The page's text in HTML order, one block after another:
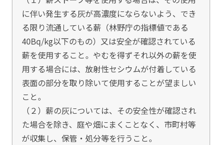
に伴い発生する灰が高濃度にならないよう、でき
る限り流通している薪（林野庁の指標値である
40Bq/kg以下のもの）又は安全が確認されている
薪を使用すること。やむを得ずそれ以外の薪を使
用する場合には、放射性セシウムが付着している
表面の部分を取り除いて使用することが望ましい
こと。
（２）薪の灰については、その安全性が確認され
た場合を除き、庭や畑にまくことなく、市町村等
が収集し、保管・処分等を行うこと。